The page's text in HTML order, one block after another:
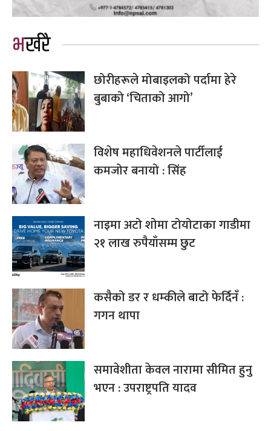
भर्खरै
छोरीहरूले मोबाइलको पर्दामा हेरे
बुबाको ‘चिताको आगो’
विशेष महाधिवेशनले पार्टीलाई
कमजोर बनायो : सिंह
नाइमा अटो शोमा टोयोटाका गाडीमा
२१ लाख रुपैयाँसम्म छुट
कसैको डर र धम्कीले बाटो फेर्दिनँ :
गगन थापा
समावेशीता केवल नारामा सीमित हुनु
भएन : उपराष्ट्रपति यादव